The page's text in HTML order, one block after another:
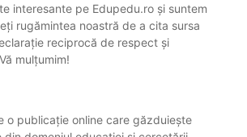
interesante pe Edupedu.ro și suntem
rugămintea noastră de a cita sursa
reciprocă de respect și
mulțumim!
o publicație online care găzduiește